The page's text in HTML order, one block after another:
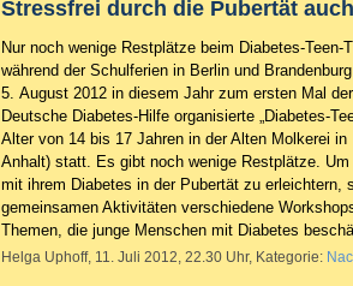
Stressfrei durch die Pubertät
Nur noch wenige Restplätze beim Diabetes-Teen-
während der Schulferien in Berlin und
5. August 2012 in diesem Jahr zum ersten Mal
Deutsche Diabetes-Hilfe organisierte „Diabetes-
Alter von 14 bis 17 Jahren in der Alten Molkerei in
Anhalt) statt. Es gibt noch wenige Restplätze.
mit ihrem Diabetes in der Pubertät zu erleichtern,
gemeinsamen Aktivitäten verschiedene
Themen, die junge Menschen mit Diabetes
Helga Uphoff, 11. Juli 2012, 22.30 Uhr, Kategorie: